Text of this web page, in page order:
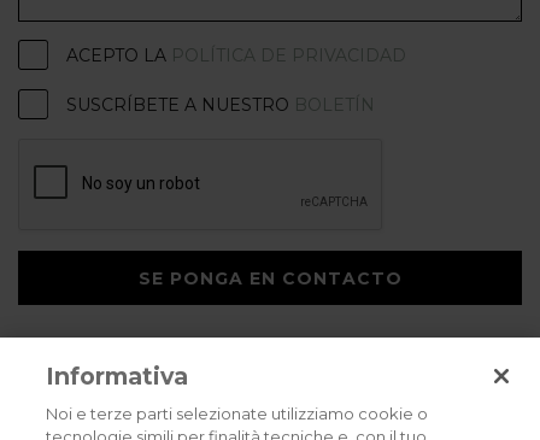
ACEPTO LA POLÍTICA DE PRIVACIDAD
SUSCRÍBETE A NUESTRO BOLETÍN
SE PONGA EN CONTACTO
Informativa
Noi e terze parti selezionate utilizziamo cookie o